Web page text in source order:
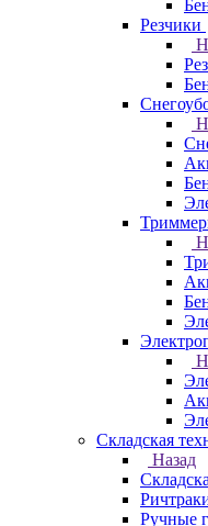
Резчики
Складская
Назад
Ручные